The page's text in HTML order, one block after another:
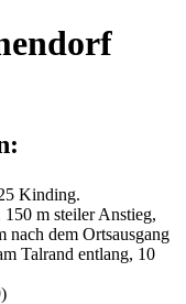
Kinding.
m steiler Anstieg,
nach dem Ortsausgang
Talrand entlang, 10